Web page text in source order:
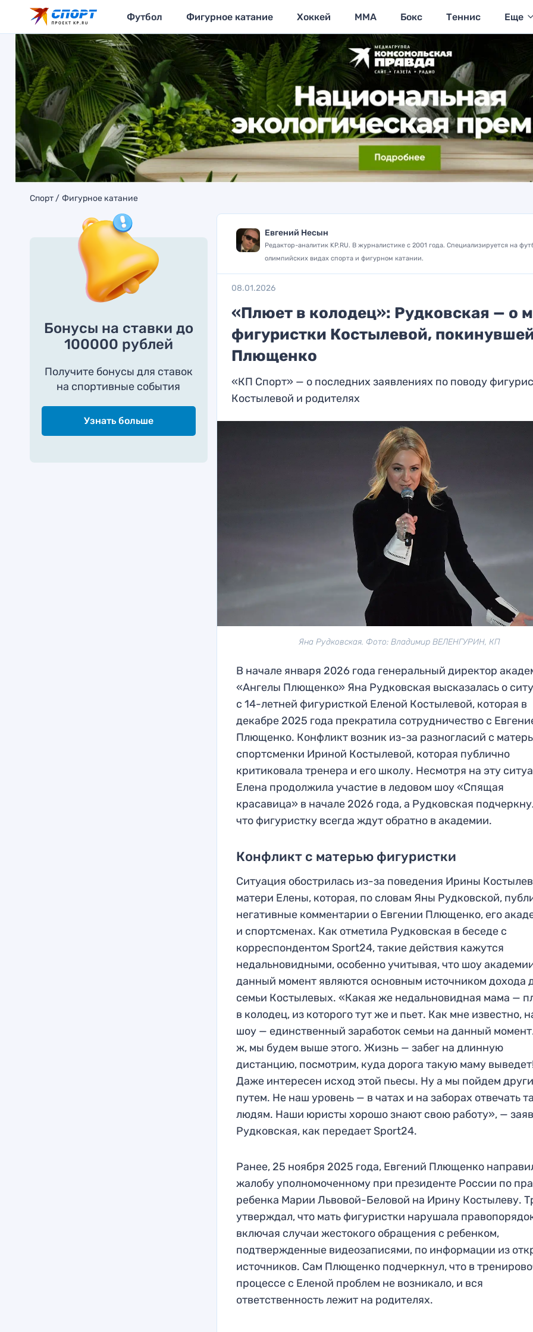
Футбол Фигурное катание Хоккей MMA Бокс Теннис Еще
Спорт Фигурное катание
Бонусы на ставки до
100000 рублей
Получите бонусы для ставок
на спортивные события
Узнать больше
Евгений Несын
Редактор-аналитик KP.RU. В журналистике с 2001 года. Специализируется на
олимпийских видах спорта и фигурном катании.
08.01.2026
«Плюет в колодец»: Рудковская — о
фигуристки Костылевой,
Плющенко
«КП Спорт» — о последних заявлениях по поводу
Костылевой и родителях
Яна Рудковская. Фото: Владимир ВЕЛЕНГУРИН, КП
В начале января 2026 года генеральный директор
«Ангелы Плющенко» Яна Рудковская высказалась о
с 14-летней фигуристкой Еленой Костылевой, которая в
декабре 2025 года прекратила сотрудничество с
Плющенко. Конфликт возник из-за разногласий с
спортсменки Ириной Костылевой, которая публично
критиковала тренера и его школу. Несмотря на эту
Елена продолжила участие в ледовом шоу «Спящая
красавица» в начале 2026 года, а Рудковская
что фигуристку всегда ждут обратно в академии.
Конфликт с матерью фигуристки
Ситуация обострилась из-за поведения Ирины
матери Елены, которая, по словам Яны Рудковской,
негативные комментарии о Евгении Плющенко, его
и спортсменах. Как отметила Рудковская в беседе с
корреспондентом Sport24, такие действия кажутся
недальновидными, особенно учитывая, что шоу
данный момент являются основным источником дохода
семьи Костылевых. «Какая же недальновидная мама —
в колодец, из которого тут же и пьет. Как мне известно,
шоу — единственный заработок семьи на данный
ж, мы будем выше этого. Жизнь — забег на длинную
дистанцию, посмотрим, куда дорога такую маму
Даже интересен исход этой пьесы. Ну а мы пойдем
путем. Не наш уровень — в чатах и на заборах отвечать
людям. Наши юристы хорошо знают свою работу», —
Рудковская, как передает Sport24.
Ранее, 25 ноября 2025 года, Евгений Плющенко
жалобу уполномоченному при президенте России по
ребенка Марии Львовой-Беловой на Ирину Костылеву.
утверждал, что мать фигуристки нарушала
включая случаи жестокого обращения с ребенком,
подтвержденные видеозаписями, по информации из
источников. Сам Плющенко подчеркнул, что в
процессе с Еленой проблем не возникало, и вся
ответственность лежит на родителях.